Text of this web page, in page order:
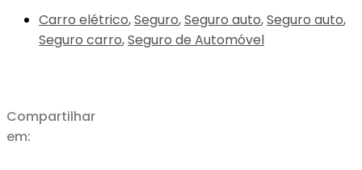
Carro elétrico,Seguro,Seguro auto,Seguro auto,
Seguro carro,Seguro de Automóvel
Compartilhar
em: